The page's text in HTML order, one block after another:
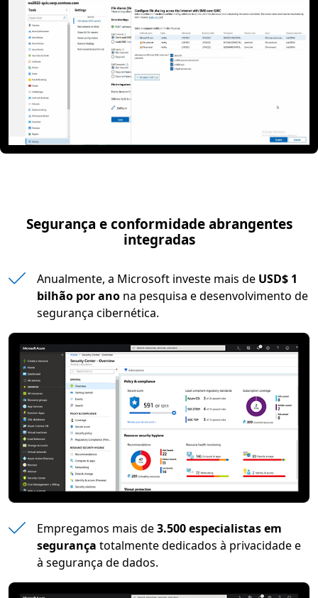
Segurança e conformidade abrangentes
integradas
Anualmente, a Microsoft investe mais de USD$ 1
bilhão por ano na pesquisa e desenvolvimento de
segurança cibernética.
Empregamos mais de3.500 especialistas em
segurança totalmente dedicados à privacidade e
à segurança de dados.